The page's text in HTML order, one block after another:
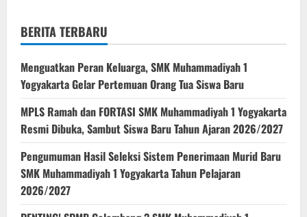
BERITA TERBARU
Menguatkan Peran Keluarga, SMK Muhammadiyah 1
Yogyakarta Gelar Pertemuan Orang Tua Siswa Baru
MPLS Ramah dan FORTASI SMK Muhammadiyah 1 Yogyakarta
Resmi Dibuka, Sambut Siswa Baru Tahun Ajaran 2026/2027
Pengumuman Hasil Seleksi Sistem Penerimaan Murid Baru
SMK Muhammadiyah 1 Yogyakarta Tahun Pelajaran
2026/2027